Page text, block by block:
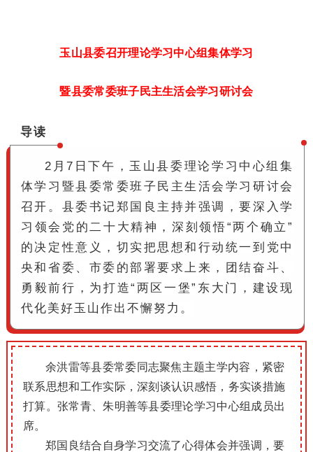
玉山县委召开理论学习中心组集体学习
暨县委常委班子民主生活会学习研讨会
导读
2 月7日下午，玉山县委理论学习中心组集
体学习暨县委常委班子民主生活会学习研讨会
召开。 县委书记郑国良主持并强调，要深入学
习领会党的二十大精神，深刻领悟“两个确立”
的决定性意义，切实把思想和行动统一到党中
央和省委、市委的部署要求上来，团结奋斗、
勇毅前行，为打造“两区一堡”东大门，建设现
代化美好玉山作出不懈努力。
余洪雷等县委常委同志聚焦主题主学内容，紧密
联系思想和工作实际，深刻谈认识感悟，务实谈措施
打算。张常青、朱明善等县委理论学习中心组成员出
席。
郑国良结合自身学习交流了心得体会并强调，要